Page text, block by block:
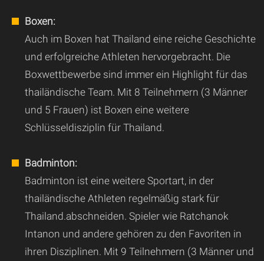
Boxen:
Auch im Boxen hat Thailand eine reiche Geschichte
und erfolgreiche Athleten hervorgebracht. Die
Boxwettbewerbe sind immer ein Highlight für das
thailändische Team. Mit 8 Teilnehmern (3 Männer
und 5 Frauen) ist Boxen eine weitere
Schlüsseldisziplin für Thailand.
Badminton:
Badminton ist eine weitere Sportart, in der
thailändische Athleten regelmäßig stark für
Thailand.abschneiden. Spieler wie Ratchanok
Intanon und andere gehören zu den Favoriten in
ihren Disziplinen. Mit 9 Teilnehmern (3 Männer und